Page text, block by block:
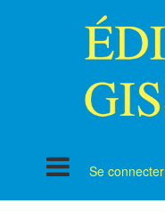
Se connecter